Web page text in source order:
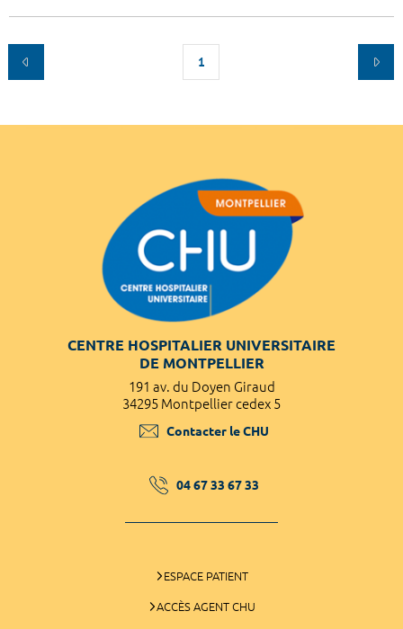
1
CENTRE HOSPITALIER UNIVERSITAIRE
DE MONTPELLIER
191 av. du Doyen Giraud
34295 Montpellier cedex 5
Contacter le CHU
04 67 33 67 33
ESPACE PATIENT
ACCÈS AGENT CHU